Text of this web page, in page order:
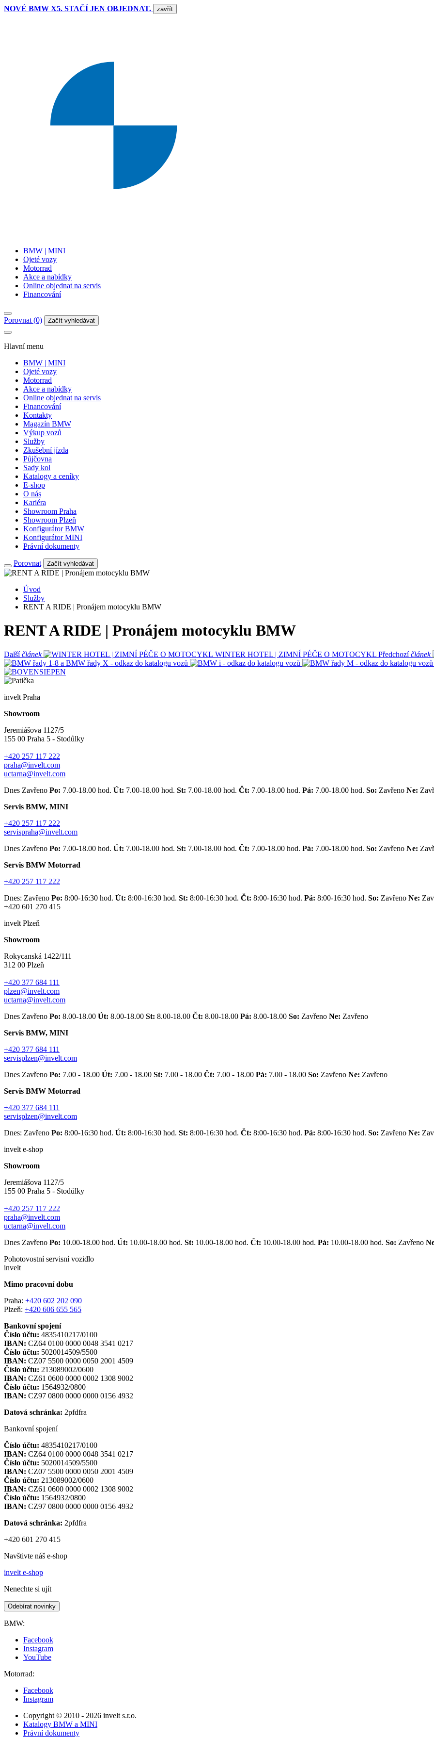
NOVÉ BMW X5. STAČÍ JEN OBJEDNAT. zavřít
BMW | MINI
Ojeté vozy
Motorrad
Akce a nabídky
Online objednat na servis
Financování
Porovnat (0) Začít vyhledávat
Hlavní menu
BMW | MINI
Ojeté vozy
Motorrad
Akce a nabídky
Online objednat na servis
Financování
Kontakty
Magazín BMW
Výkup vozů
Služby
Zkušební jízda
Půjčovna
Sady kol
Katalogy a ceníky
E-shop
O nás
Kariéra
Showroom Praha
Showroom Plzeň
Konfigurátor BMW
Konfigurátor MINI
Právní dokumenty
Porovnat Začít vyhledávat
Úvod
Služby
RENT A RIDE | Pronájem motocyklu BMW
RENT A RIDE | Pronájem motocyklu BMW
Dalšíčlánek WINTER HOTEL | ZIMNÍ PÉČE O MOTOCYKL Předchozíčlánek
invelt Praha
Showroom
Jeremiášova 1127/5
155 00 Praha 5 - Stodůlky
+420 257 117 222
praha@invelt.com
uctarna@invelt.com
Dnes Zavřeno Po: 7.00-18.00 hod. Út: 7.00-18.00 hod. St: 7.00-18.00 hod. Čt: 7.00-18.00 hod. Pá: 7.00-18.00 hod. So: Zavřeno Ne:
Servis BMW, MINI
+420 257 117 222
servispraha@invelt.com
Dnes Zavřeno Po: 7.00-18.00 hod. Út: 7.00-18.00 hod. St: 7.00-18.00 hod. Čt: 7.00-18.00 hod. Pá: 7.00-18.00 hod. So: Zavřeno Ne:
Servis BMW Motorrad
+420 257 117 222
Dnes: Zavřeno Po: 8:00-16:30 hod. Út: 8:00-16:30 hod. St: 8:00-16:30 hod. Čt: 8:00-16:30 hod. Pá: 8:00-16:30 hod. So: Zavřeno Ne:
+420 601 270 415
invelt Plzeň
Showroom
Rokycanská 1422/111
312 00 Plzeň
+420 377 684 111
plzen@invelt.com
uctarna@invelt.com
Dnes Zavřeno Po: 8.00-18.00 Út: 8.00-18.00 St: 8.00-18.00 Čt: 8.00-18.00 Pá: 8.00-18.00 So: Zavřeno Ne: Zavřeno
Servis BMW, MINI
+420 377 684 111
servisplzen@invelt.com
Dnes Zavřeno Po: 7.00 - 18.00 Út: 7.00 - 18.00 St: 7.00 - 18.00 Čt: 7.00 - 18.00 Pá: 7.00 - 18.00 So: Zavřeno Ne: Zavřeno
Servis BMW Motorrad
+420 377 684 111
servisplzen@invelt.com
Dnes: Zavřeno Po: 8:00-16:30 hod. Út: 8:00-16:30 hod. St: 8:00-16:30 hod. Čt: 8:00-16:30 hod. Pá: 8:00-16:30 hod. So: Zavřeno Ne:
invelt e-shop
Showroom
Jeremiášova 1127/5
155 00 Praha 5 - Stodůlky
+420 257 117 222
praha@invelt.com
uctarna@invelt.com
Dnes Zavřeno Po: 10.00-18.00 hod. Út: 10.00-18.00 hod. St: 10.00-18.00 hod. Čt: 10.00-18.00 hod. Pá: 10.00-18.00 hod. So: Zavřeno
Pohotovostní servisní vozidlo
invelt
Mimo pracovní dobu
Praha: +420 602 202 090
Plzeň: +420 606 655 565
Bankovní spojení
Číslo účtu: 4835410217/0100
IBAN: CZ64 0100 0000 0048 3541 0217
Číslo účtu: 5020014509/5500
IBAN: CZ07 5500 0000 0050 2001 4509
Číslo účtu: 213089002/0600
IBAN: CZ61 0600 0000 0002 1308 9002
Číslo účtu: 1564932/0800
IBAN: CZ97 0800 0000 0000 0156 4932
Datová schránka: 2pfdfra
Bankovní spojení
Číslo účtu: 4835410217/0100
IBAN: CZ64 0100 0000 0048 3541 0217
Číslo účtu: 5020014509/5500
IBAN: CZ07 5500 0000 0050 2001 4509
Číslo účtu: 213089002/0600
IBAN: CZ61 0600 0000 0002 1308 9002
Číslo účtu: 1564932/0800
IBAN: CZ97 0800 0000 0000 0156 4932
Datová schránka: 2pfdfra
+420 601 270 415
Navštivte náš e-shop
invelt e-shop
Nenechte si ujít
Odebírat novinky
BMW:
Facebook
Instagram
YouTube
Motorrad:
Facebook
Instagram
Copyright © 2010 - 2026 invelt s.r.o.
Katalogy BMW a MINI
Právní dokumenty